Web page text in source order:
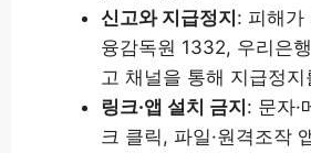
신고와 지급정지: 피해가
융감독원 1332, 우리은
고 채널을 통해 지급정
링크·앱 설치 금지: 문자·
크 클릭, 파일·원격조작